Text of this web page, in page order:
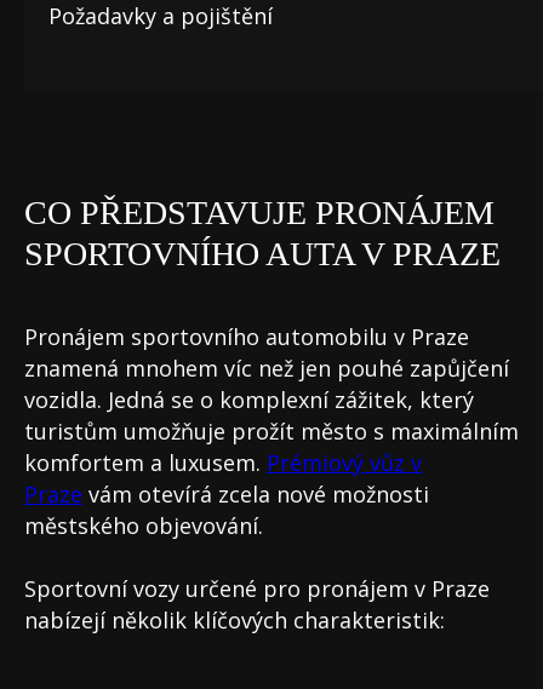
Požadavky a pojištění
CO PŘEDSTAVUJE PRONÁJEM
SPORTOVNÍHO AUTA V PRAZE
Pronájem sportovního automobilu v Praze
znamená mnohem víc než jen pouhé zapůjčení
vozidla. Jedná se o komplexní zážitek, který
turistům umožňuje prožít město s maximálním
komfortem a luxusem. Prémiový vůz v
Praze vám otevírá zcela nové možnosti
městského objevování.
Sportovní vozy určené pro pronájem v Praze
nabízejí několik klíčových charakteristik: